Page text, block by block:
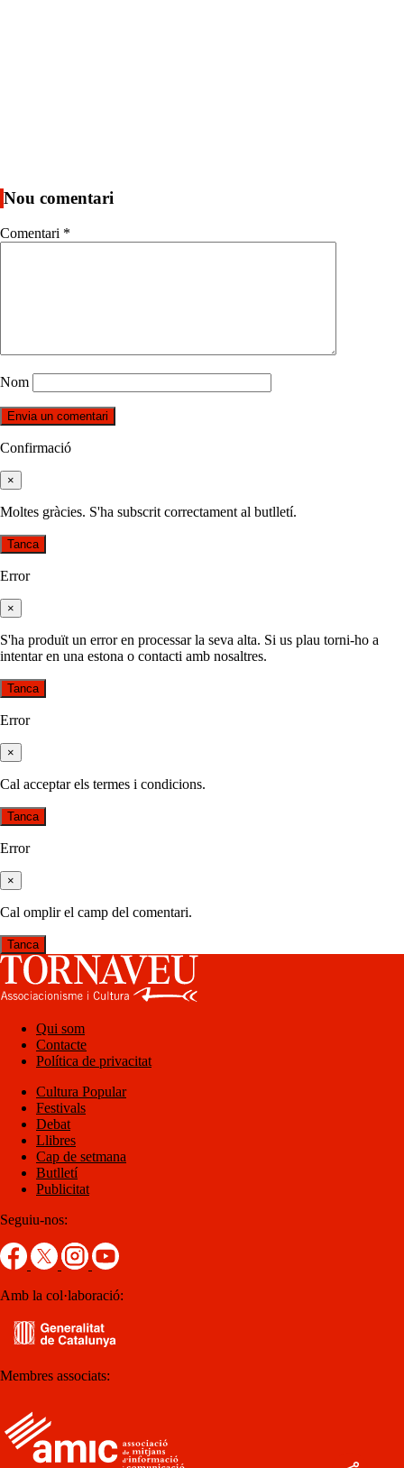
Nou comentari
Comentari *
Nom
Confirmació
×
Moltes gràcies. S'ha subscrit correctament al butlletí.
Tanca
Error
×
S'ha produït un error en processar la seva alta. Si us plau torni-ho a
intentar en una estona o contacti amb nosaltres.
Tanca
Error
×
Cal acceptar els termes i condicions.
Tanca
Error
×
Cal omplir el camp del comentari.
Tanca
Qui som
Contacte
Política de privacitat
Cultura Popular
Festivals
Debat
Llibres
Cap de setmana
Butlletí
Publicitat
Seguiu-nos:
Amb la col·laboració:
Membres associats: